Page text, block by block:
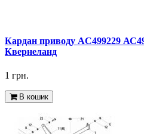
Кардан приводу AC499229
Квернеланд
1 грн.
В кошик